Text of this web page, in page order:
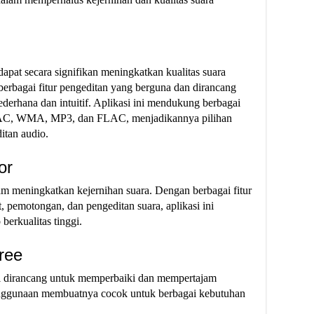
secara signifikan meningkatkan kualitas suara
fitur pengeditan yang berguna dan dirancang
dan intuitif. Aplikasi ini mendukung berbagai
WMA, MP3, dan FLAC, menjadikannya pilihan
audio.
meningkatkan kejernihan suara. Dengan berbagai fitur
pemotongan, dan pengeditan suara, aplikasi ini
berkualitas tinggi.
untuk memperbaiki dan mempertajam
membuatnya cocok untuk berbagai kebutuhan